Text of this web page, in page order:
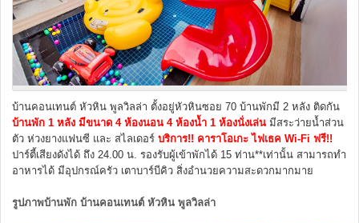
บ้านคอนเทนต์ หัวหิน พูลวิลล่า ตั้งอยู่หัวหินซอย 70 บ้านพักมี 2 หลัง ติดกัน
บ้านพัก 1 หลัง มีขนาด 4 ห้องนอน 4 ห้องน้ำ 1 ห้องนั่งเล่น มีสระว่ายน้ำส่วน
ตัว ห่วงยางแฟนซี และ สไลเดอร์ บริการ!! คาราโอเกะ ไฟเธค Wi-Fi ฟรี!!
ปาร์ตี้เสียงดังได้ ถึง 24.00 น. รองรับผู้เข้าพักได้ 15 ท่าน**เท่านั้น สามารถทำ
อาหารได้ มีอุปกรณ์ครัว เตาบาร์บีคิว สิ่งอำนวยความสะดวกมากมาย
รูปภาพบ้านพัก บ้านคอนเทนต์ หัวหิน พูลวิลล่า